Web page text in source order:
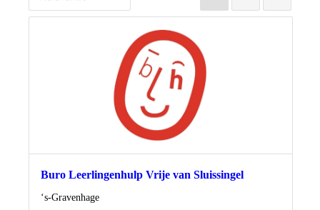
Buro Leerlingenhulp Vrije van Sluissingel
Locatie
‘s-Gravenhage